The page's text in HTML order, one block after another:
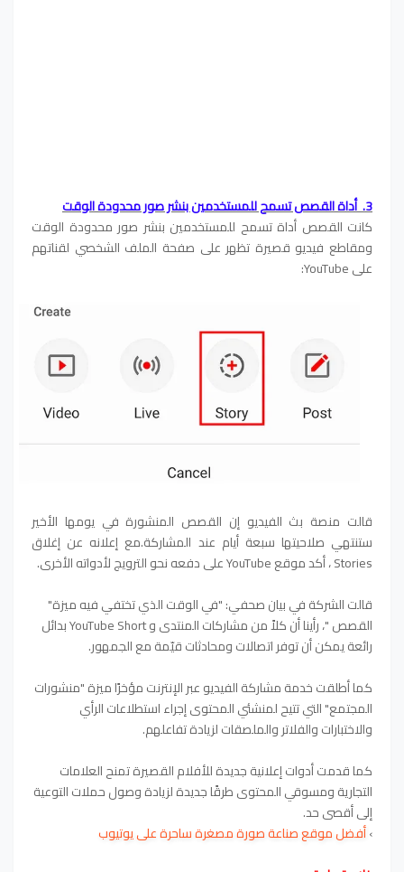
3. أداة القصص تسمح للمستخدمين بنشر صور محدودة الوقت
كانت القصص أداة تسمح للمستخدمين بنشر صور محدودة الوقت
ومقاطع فيديو قصيرة تظهر على صفحة الملف الشخصي لقناتهم
على YouTube:
قالت منصة بث الفيديو إن القصص المنشورة في يومها الأخير
ستنتهي صلاحيتها سبعة أيام عند المشاركة.مع إعلانه عن إغلاق
Stories ، أكد موقع YouTube على دفعه نحو الترويج لأدواته الأخرى.
قالت الشركة في بيان صحفي: "في الوقت الذي تختفي فيه ميزة"
القصص "، رأينا أن كلاً من مشاركات المنتدى و YouTube Short بدائل
رائعة يمكن أن توفر اتصالات ومحادثات قيّمة مع الجمهور.
كما أطلقت خدمة مشاركة الفيديو عبر الإنترنت مؤخرًا ميزة "منشورات
المجتمع" التي تتيح لمنشئي المحتوى إجراء استطلاعات الرأي
والاختبارات والفلاتر والملصقات لزيادة تفاعلهم.
كما قدمت أدوات إعلانية جديدة للأفلام القصيرة تمنح العلامات
التجارية ومسوقي المحتوى طرقًا جديدة لزيادة وصول حملات التوعية
إلى أقصى حد.
›أفضل موقع صناعة صورة مصغرة ساحرة على يوتيوب